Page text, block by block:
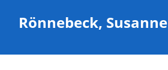
Rönnebeck, Susanne